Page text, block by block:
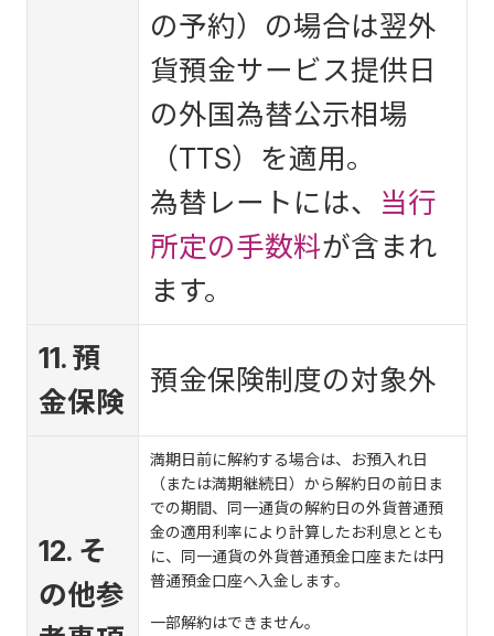
の予約）の場合は翌外
貨預金サービス提供日
の外国為替公示相場
（TTS）を適用。
為替レートには、 当行
所定の手数料が含まれ
ます。
11. 預
金保険
預金保険制度の対象外
12. そ
の他参
満期日前に解約する場合は、お預入れ日
（または満期継続日）から解約日の前日ま
での期間、同一通貨の解約日の外貨普通預
金の適用利率により計算したお利息ととも
に、同一通貨の外貨普通預金口座または円
普通預金口座へ入金します。
一部解約はできません。